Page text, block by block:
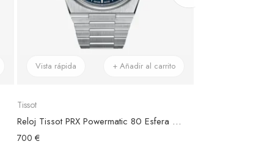
Vista rápida + Añadir al carrito
Tissot
Reloj Tissot PRX Powermatic 80 Esfera Azul
700 €